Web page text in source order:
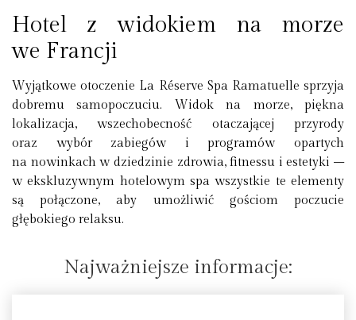
Hotel z widokiem na morze
we Francji
Wyjątkowe otoczenie La Réserve Spa Ramatuelle sprzyja
dobremu samopoczuciu. Widok na morze, piękna
lokalizacja, wszechobecność otaczającej przyrody
oraz wybór zabiegów i programów opartych
na nowinkach w dziedzinie zdrowia, fitnessu i estetyki –
w ekskluzywnym hotelowym spa wszystkie te elementy
są połączone, aby umożliwić gościom poczucie
głębokiego relaksu.
Najważniejsze informacje: